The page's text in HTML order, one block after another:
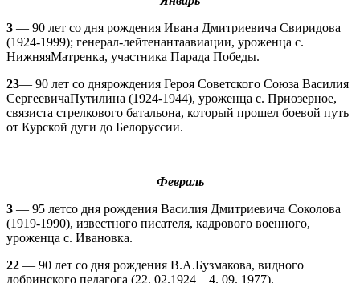
3 — 90 лет со дня рождения Ивана Дмитриевича Свиридова
(1924-1999); генерал-лейтенантаавиации, уроженца с.
НижняяМатренка, участника Парада Победы.
23— 90 лет со днярождения Героя Советского Союза Василия
СергеевичаПутилина (1924-1944), уроженца с. Приозерное,
связиста стрелкового батальона, который прошел боевой путь
от Курской дуги до Белоруссии.
Февраль
3 — 95 летсо дня рождения Василия Дмитриевича Соколова
(1919-1990), известного писателя, кадрового военного,
уроженца с. Ивановка.
22 — 90 лет со дня рождения В.А.Бузмакова, видного
добринского педагога (22. 02.1924 – 4. 09. 1977).